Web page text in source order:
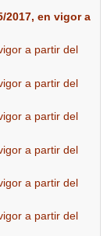
2017, en vigor a
a partir del
a partir del
a partir del
a partir del
a partir del
a partir del